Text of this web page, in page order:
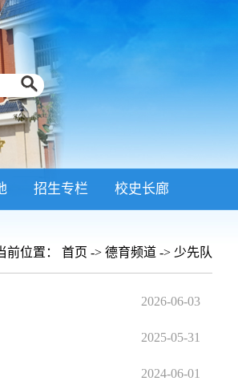
招生专栏 校史长廊
前位置： 首页 -> 德育频道 -> 少先队
2026-06-03
2025-05-31
2024-06-01